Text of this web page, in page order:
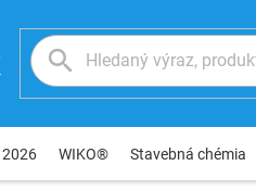
2026 WIKO® Stavebná chémia